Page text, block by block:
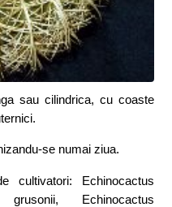
sau cilindrica, cu coaste
se numai ziua.
cultivatori: Echinocactus
Echinocactus